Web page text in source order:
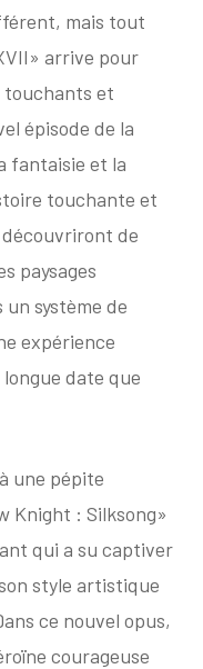
mais tout
arrive pour
touchants et
épisode de la
fantaisie et la
touchante et
de
paysages
système de
expérience
date que
une pépite
Knight : Silksong»
qui a su captiver
style artistique
ce nouvel opus,
courageuse